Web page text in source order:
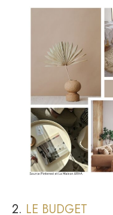
2. LE BUDGET